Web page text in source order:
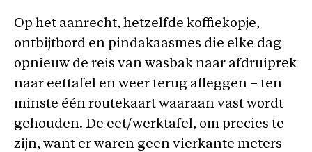
Op het aanrecht, hetzelfde koffiekopje,
ontbijtbord en pindakaasmes die elke dag
opnieuw de reis van wasbak naar afdruiprek
naar eettafel en weer terug afleggen – ten
minste één routekaart waaraan vast wordt
gehouden. De eet/werktafel, om precies te
zijn, want er waren geen vierkante meters